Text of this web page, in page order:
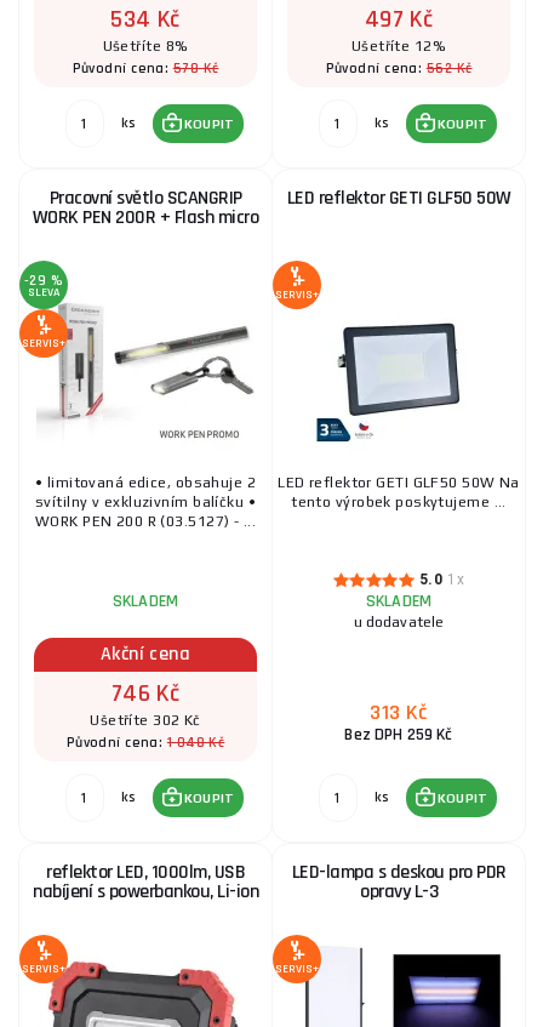
534 Kč
Ušetříte 8%
Původní cena:578 Kč
ks KOUPIT
497 Kč
Ušetříte 12%
Původní cena:562 Kč
ks KOUPIT
Pracovní světlo SCANGRIP
WORK PEN 200R + Flash micro
-29 %
SLEVA
SERVIS+
• limitovaná edice, obsahuje 2
svítilny v exkluzivním balíčku •
WORK PEN 200 R (03.5127) - ...
SKLADEM
Akční cena
746 Kč
Ušetříte 302 Kč
Původní cena:1 048 Kč
ks KOUPIT
LED reflektor GETI GLF50 50W
SERVIS+
LED reflektor GETI GLF50 50W Na
tento výrobek poskytujeme ...
5.0 1x
SKLADEM
u dodavatele
313 Kč
Bez DPH 259 Kč
ks KOUPIT
reflektor LED, 1000lm, USB
nabíjení s powerbankou, Li-ion
SERVIS+
LED-lampa s deskou pro PDR
opravy L-3
SERVIS+